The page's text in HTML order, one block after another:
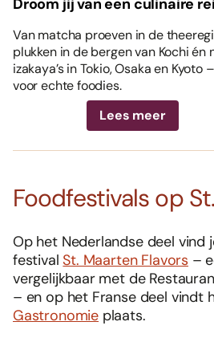
Droom jij van een culinaire
Van matcha proeven in de
plukken in de bergen van Kochi
izakaya’s in Tokio, Osaka en
voor echte foodies.
Lees meer
Foodfestivals op
Op het Nederlandse deel vind
festivalSt. Maarten Flavors –
vergelijkbaar met de
– en op het Franse deel vindt
Gastronomie plaats.